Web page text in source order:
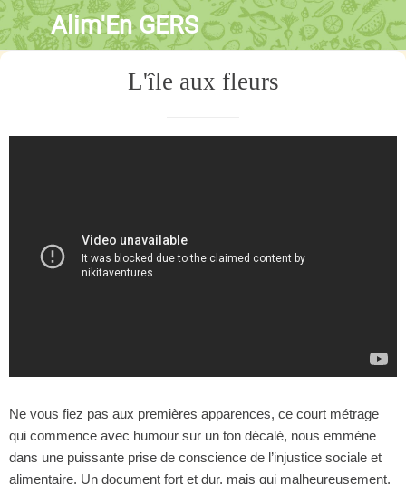
Alim'En GERS
L'île aux fleurs
Ne vous fiez pas aux premières apparences, ce court métrage
qui commence avec humour sur un ton décalé, nous emmène
dans une puissante prise de conscience de l’injustice sociale et
alimentaire. Un document fort et dur, mais qui malheureusement,